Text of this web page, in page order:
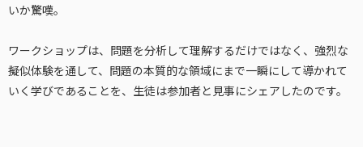
いか驚嘆。
ワークショップは、問題を分析して理解するだけではなく、強烈な
擬似体験を通して、問題の本質的な領域にまで一瞬にして導かれて
いく学びであることを、生徒は参加者と見事にシェアしたのです。